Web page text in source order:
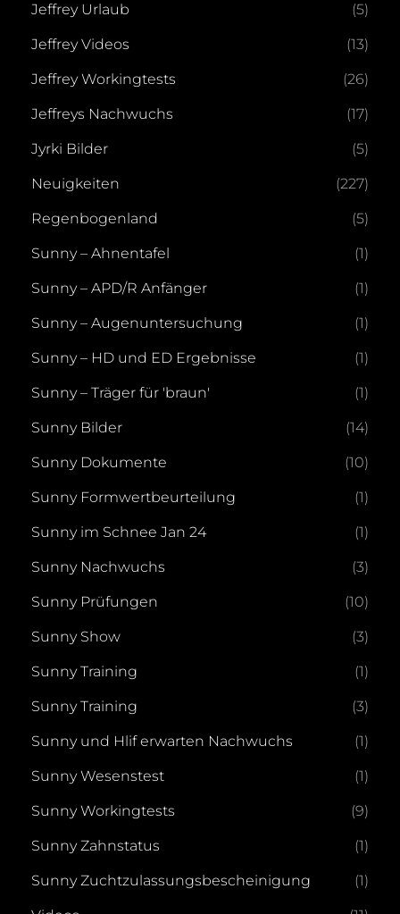
Jeffrey Urlaub (5)
Jeffrey Videos (13)
Jeffrey Workingtests (26)
Jeffreys Nachwuchs (17)
Jyrki Bilder (5)
Neuigkeiten (227)
Regenbogenland (5)
Sunny – Ahnentafel (1)
Sunny – APD/R Anfänger (1)
Sunny – Augenuntersuchung (1)
Sunny – HD und ED Ergebnisse (1)
Sunny – Träger für 'braun' (1)
Sunny Bilder (14)
Sunny Dokumente (10)
Sunny Formwertbeurteilung (1)
Sunny im Schnee Jan 24 (1)
Sunny Nachwuchs (3)
Sunny Prüfungen (10)
Sunny Show (3)
Sunny Training (1)
Sunny Training (3)
Sunny und Hlif erwarten Nachwuchs (1)
Sunny Wesenstest (1)
Sunny Workingtests (9)
Sunny Zahnstatus (1)
Sunny Zuchtzulassungsbescheinigung (1)